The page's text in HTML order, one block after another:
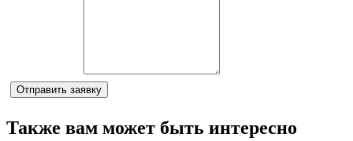
Отправить заявку
Также вам может быть интересно